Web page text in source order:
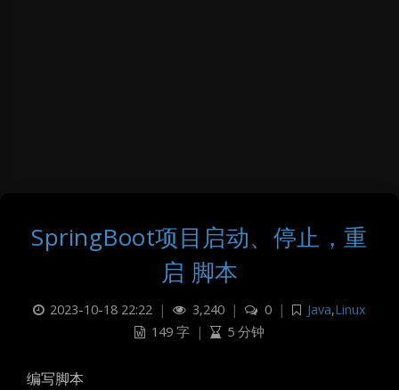
SpringBoot项目启动、停止，重
启 脚本
2023-10-18 22:22 | 3,240 | 0 | Java,Linux
149 字 | 5 分钟
编写脚本